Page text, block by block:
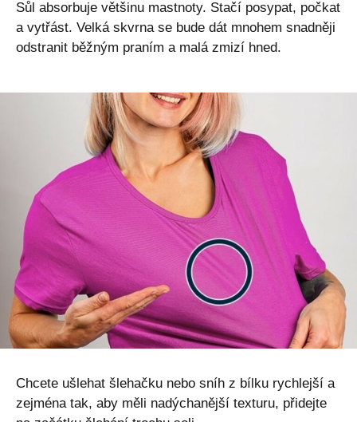
Sůl absorbuje většinu mastnoty. Stačí posypat, počkat
a vytřást. Velká skvrna se bude dát mnohem snadněji
odstranit běžným praním a malá zmizí hned.
Chcete ušlehat šlehačku nebo sníh z bílku rychlejší a
zejména tak, aby měli nadýchanější texturu, přidejte